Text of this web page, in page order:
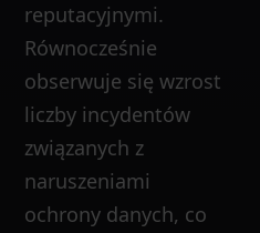
reputacyjnymi.
Równocześnie
obserwuje się wzrost
liczby incydentów
związanych z
naruszeniami
ochrony danych, co